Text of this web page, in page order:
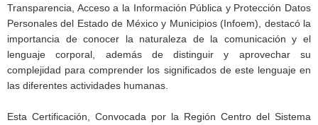
Transparencia, Acceso a la Información Pública y Protección Datos
Personales del Estado de México y Municipios (Infoem), destacó la
importancia de conocer la naturaleza de la comunicación y el
lenguaje corporal, además de distinguir y aprovechar su
complejidad para comprender los significados de este lenguaje en
las diferentes actividades humanas.
Esta Certificación, Convocada por la Región Centro del Sistema